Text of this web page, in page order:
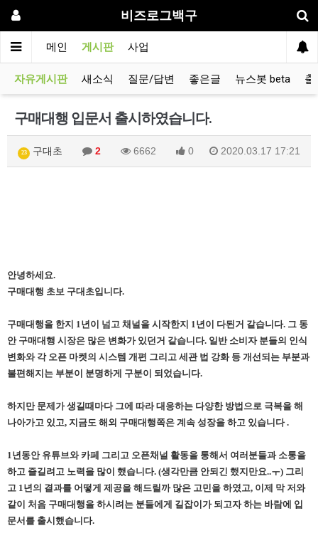
비즈로그백구
메인 게시판 사업
자유게시판 새소식 질문/답변 좋은글 뉴스봇 beta 출
구매대행 입문서 출시하였습니다.
23 구대초 2 6662 0 2020.03.17 17:21
안녕하세요.
구매대행 초보 구대초입니다.
구매대행을 한지 1년이 넘고 채널을 시작한지 1년이 다된거 같습니다. 그 동
안 구매대행 시장은 많은 변화가 있던거 같습니다. 일반 소비자 분들의 인식
변화와 각 오픈 마켓의 시스템 개편 그리고 세관 법 강화 등 개선되는 부분과
불편해지는 부분이 분명하게 구분이 되었습니다.
하지만 문제가 생길때마다 그에 따라 대응하는 다양한 방법으로 극복을 해
나아가고 있고, 지금도 해외 구매대행쪽은 계속 성장을 하고 있습니다 .
1년동안 유튜브와 카페 그리고 오픈채널 활동을 통해서 여러분들과 소통을
하고 즐길려고 노력을 많이 했습니다. (생각만큼 안되긴 했지만요..ㅜ) 그리
고 1년의 결과를 어떻게 제공을 해드릴까 많은 고민을 하였고, 이제 막 저와
같이 처음 구매대행을 하시려는 분들에게 길잡이가 되고자 하는 바람에 입
문서를 출시했습니다.